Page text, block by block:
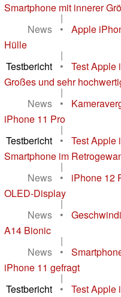
Smartphone mit innerer
|
News
•
Apple
Hülle
|
Testbericht
•
Test Apple
Großes und sehr
|
News
•
iPhone 11 Pro
|
Testbericht
•
Test Apple
Smartphone im
|
News
•
iPhone 12
OLED-Display
|
News
•
A14 Bionic
|
News
•
iPhone 11 gefragt
|
Testbericht
•
Test Apple